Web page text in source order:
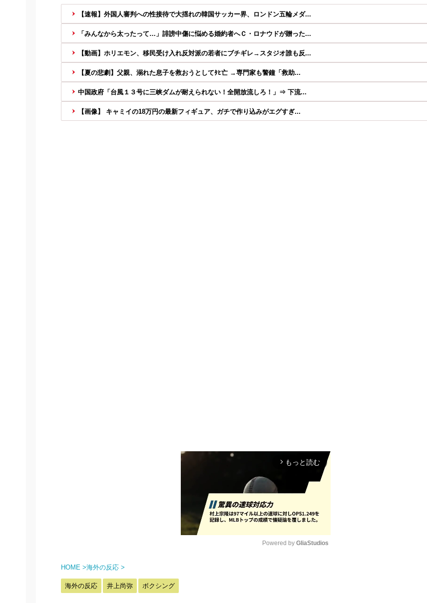
【速報】外国人審判への性接待で大揺れの韓国サッカー界、ロンドン五輪メダ...
「みんなから太ったって…」誹謗中傷に悩める婚約者へＣ・ロナウドが贈った...
【動画】ホリエモン、移民受け入れ反対派の若者にブチギレ→スタジオ誰も反...
【夏の悲劇】父親、溺れた息子を救おうとしてﾀﾋ亡 →専門家も警鐘「救助...
中国政府「台風１３号に三峡ダムが耐えられない！全開放流しろ！」⇒ 下流...
【画像】 キャミイの18万円の最新フィギュア、ガチで作り込みがエグすぎ...
arrow_forward_ios もっと読む
Powered by GliaStudios
HOME >海外の反応 >
海外の反応 井上尚弥 ボクシング